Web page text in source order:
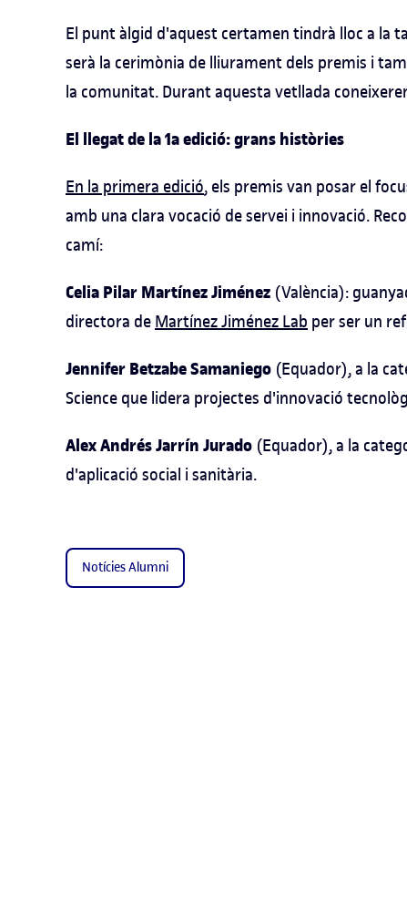
El punt àlgid d'aquest certamen tindrà lloc a la
serà la cerimònia de lliurament dels premis i
la comunitat. Durant aquesta vetllada
El llegat de la 1a edició: grans històries
En la primera edició, els premis van posar el
amb una clara vocació de servei i innovació.
camí:
Celia Pilar Martínez Jiménez (València):
directora de Martínez Jiménez Lab per ser un
Jennifer Betzabe Samaniego (Equador), a la
Science que lidera projectes d'innovació
Alex Andrés Jarrín Jurado (Equador), a la
d'aplicació social i sanitària.
Notícies Alumni